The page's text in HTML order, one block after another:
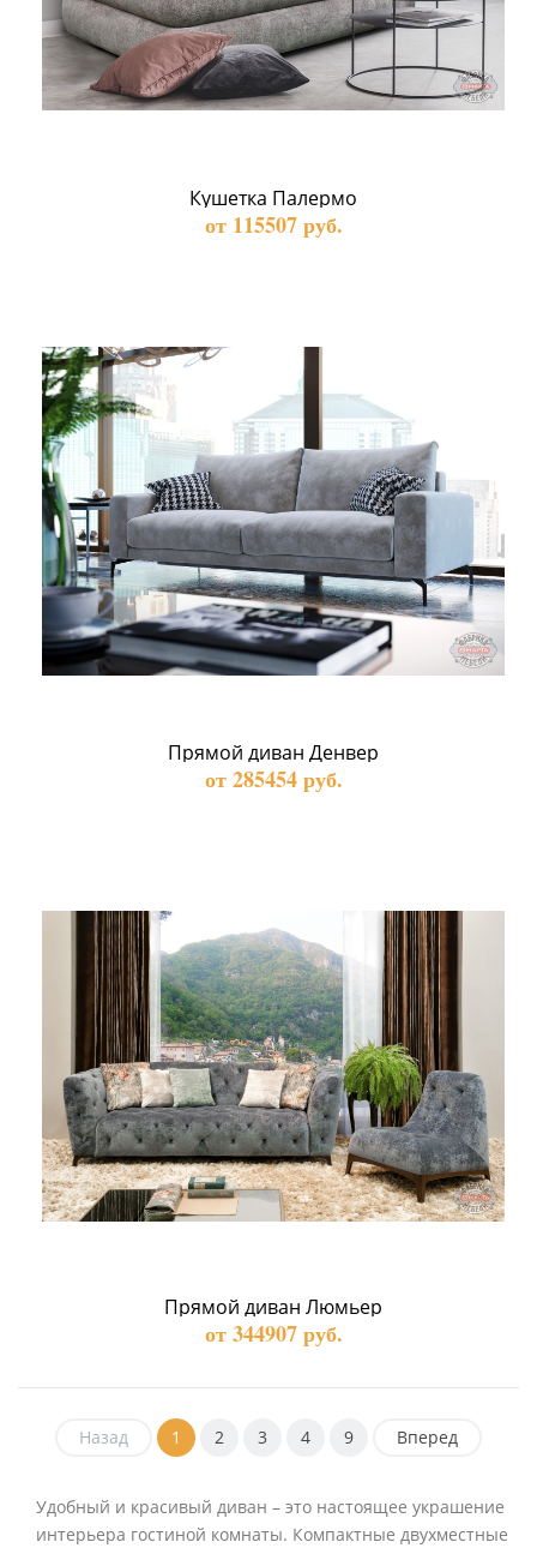
Кушетка Палермо
от 115507 руб.
Прямой диван Денвер
от 285454 руб.
Прямой диван Люмьер
от 344907 руб.
Назад 1 2 3 4 9 Вперед
Удобный и красивый диван – это настоящее украшение
интерьера гостиной комнаты. Компактные двухместные